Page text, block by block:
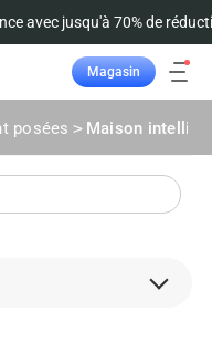
jusqu'à 70% de
Magasin
posées > Maison